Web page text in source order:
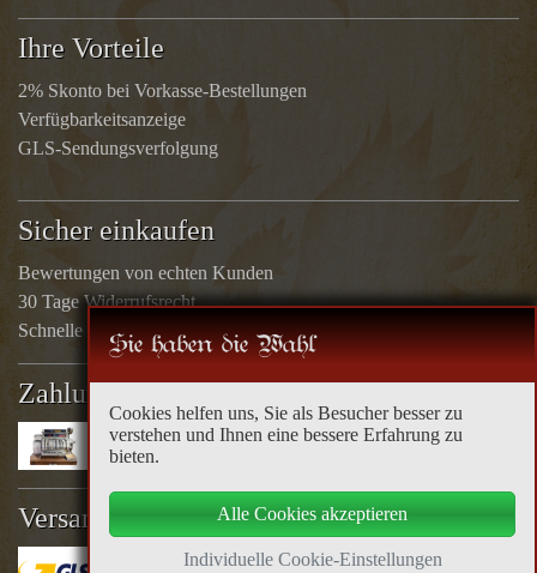
Ihre Vorteile
2% Skonto bei Vorkasse-Bestellungen
Verfügbarkeitsanzeige
GLS-Sendungsverfolgung
Sicher einkaufen
Bewertungen von echten Kunden
30 Tage Widerrufsrecht
Schnelle Rücküberweisungen
Zahlungsarten
Versandoptionen
Sie haben die Wahl
Cookies helfen uns, Sie als Besucher besser zu
verstehen und Ihnen eine bessere Erfahrung zu
bieten.
Alle Cookies akzeptieren
Individuelle Cookie-Einstellungen